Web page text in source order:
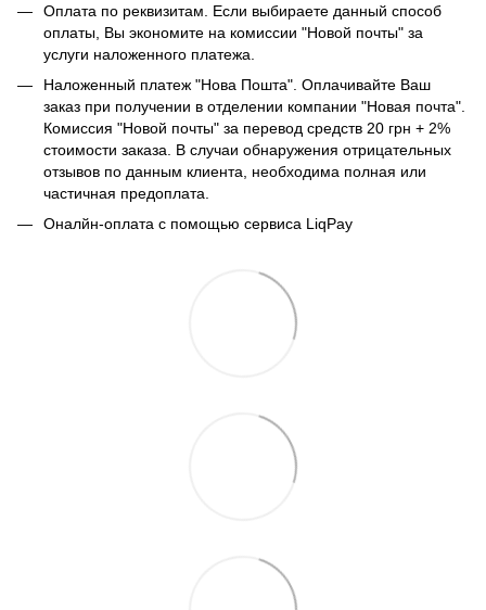
Оплата по реквизитам. Если выбираете данный способ
оплаты, Вы экономите на комиссии "Новой почты" за
услуги наложенного платежа.
Наложенный платеж "Нова Пошта". Оплачивайте Ваш
заказ при получении в отделении компании "Новая почта".
Комиссия "Новой почты" за перевод средств 20 грн + 2%
стоимости заказа. В случаи обнаружения отрицательных
отзывов по данным клиента, необходима полная или
частичная предоплата.
Оналйн-оплата с помощью сервиса LiqPay